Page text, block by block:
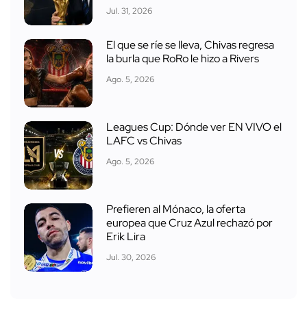
Jul. 31, 2026
El que se ríe se lleva, Chivas regresa
la burla que RoRo le hizo a Rivers
Ago. 5, 2026
Leagues Cup: Dónde ver EN VIVO el
LAFC vs Chivas
Ago. 5, 2026
Prefieren al Mónaco, la oferta
europea que Cruz Azul rechazó por
Erik Lira
Jul. 30, 2026